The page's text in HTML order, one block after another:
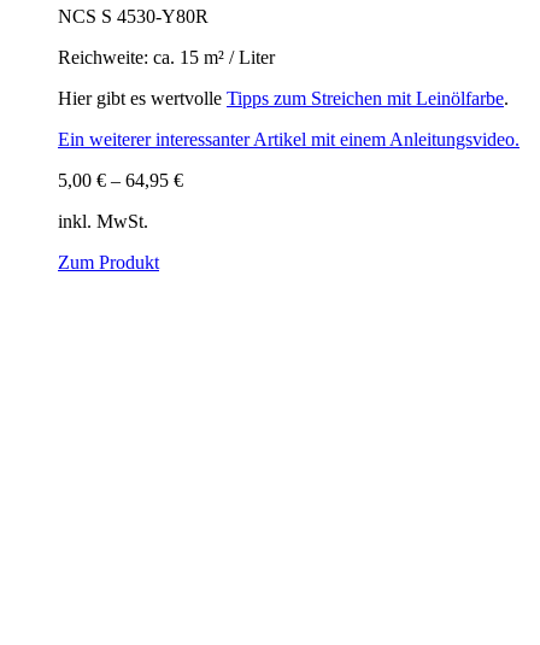
NCS S 4530-Y80R
Reichweite: ca. 15 m² / Liter
Hier gibt es wertvolle Tipps zum Streichen mit Leinölfarbe.
Ein weiterer interessanter Artikel mit einem Anleitungsvideo.
5,00 € – 64,95 €
inkl. MwSt.
Zum Produkt